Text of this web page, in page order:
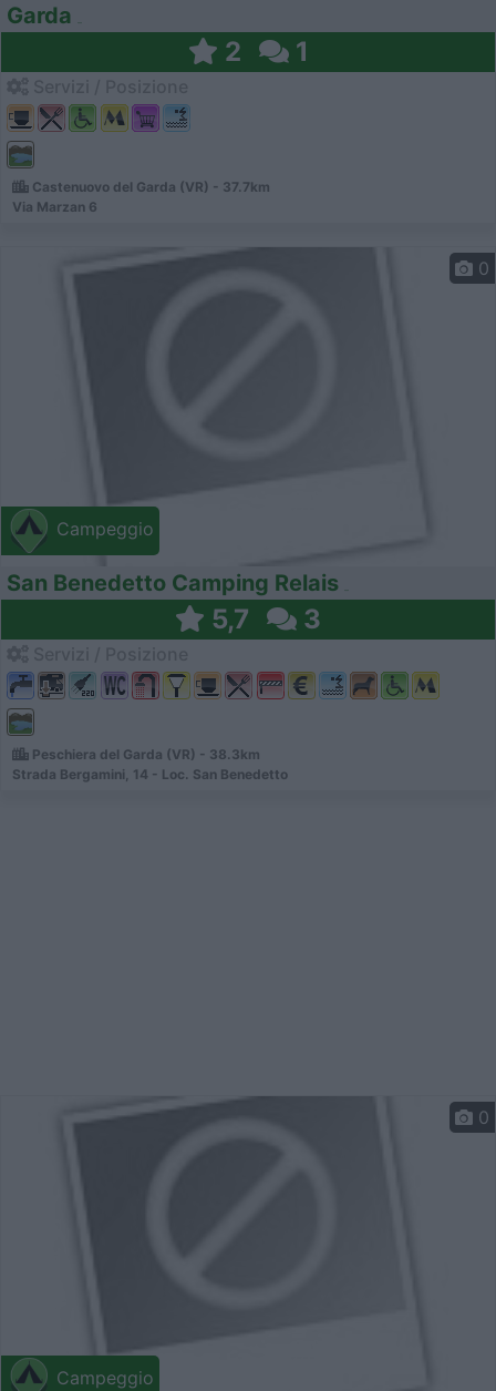
Garda
2 1
Castenuovo del Garda (VR) - 37.7km
Via Marzan 6
Campeggio
0
San Benedetto Camping Relais
5,7 3
Peschiera del Garda (VR) - 38.3km
Strada Bergamini, 14 - Loc. San Benedetto
Campeggio
0